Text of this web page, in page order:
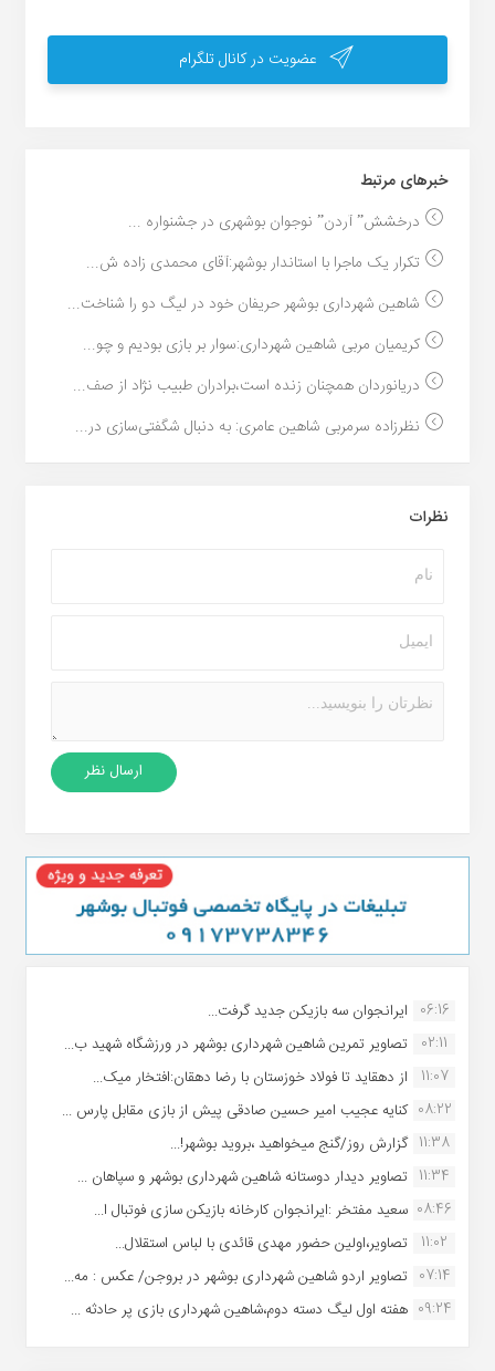
عضویت در کانال تلگرام
خبر‌های مرتبط
درخشش” آردن” نوجوان بوشهری در جشنواره ...
تکرار یک ماجرا با استاندار بوشهر:آقای محمدی زاده ش...
شاهین شهرداری بوشهر حریفان خود در لیگ دو را شناخت...
کریمیان مربی شاهین شهرداری:سوار بر بازی بودیم و چو...
دریانوردان همچنان زنده است،برادران طبیب نژاد از صف...
نظرزاده سرمربی شاهین عامری: به دنبال شگفتی‌سازی در...
نظرات
06:16 ایرانجوان سه بازیکن جدید گرفت...
02:11
تصاویر تمرین شاهین شهردارى بوشهر در ورزشگاه شهید ب...
11:07
از دهقاید تا فولاد خوزستان با رضا دهقان:افتخار میک...
08:22 کنایه عجیب امیر حسین صادقی پیش از بازی مقابل پارس ...
11:38 گزارش روز/گنج میخواهید ،بروید بوشهر!...
11:34 تصاویر دیدار دوستانه شاهین شهردارى بوشهر و سپاهان ...
08:46 سعید مفتخر :ایرانجوان کارخانه بازیکن سازی فوتبال ا...
11:02
تصاویر،اولین حضور مهدی قائدی با لباس استقلال...
07:14 تصاویر اردو شاهین شهرداری بوشهر در بروجن/ عکس : مه...
09:24 هفته اول لیگ دسته دوم،شاهین شهرداری بازی پر حادثه ...